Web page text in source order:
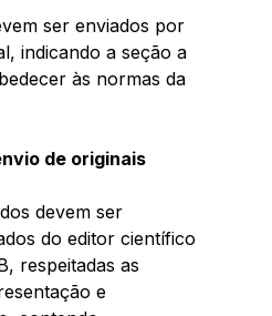
ser enviados por
indicando a seção a
às normas da
de originais
devem ser
do editor científico
respeitadas as
e